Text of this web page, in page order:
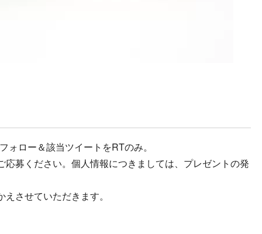
ォロー＆該当ツイートをRTのみ。
募ください。個人情報につきましては、プレゼントの発
させていただきます。